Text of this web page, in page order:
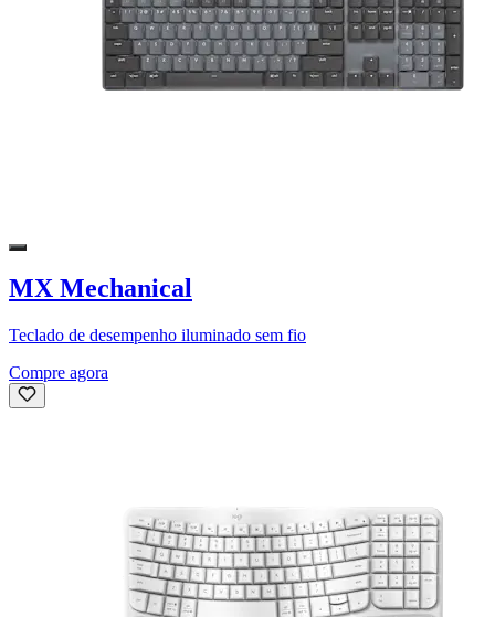
MX Mechanical
Teclado de desempenho iluminado sem fio
Compre agora